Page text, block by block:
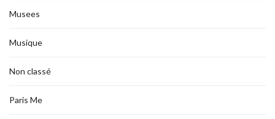
Musees
Musique
Non classé
Paris Me